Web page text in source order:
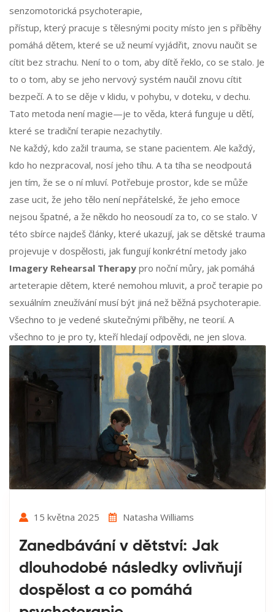
senzomotorická psychoterapie,
přístup, který pracuje s tělesnými pocity místo jen s příběhy
pomáhá dětem, které se už neumí vyjádřit, znovu naučit se
cítit bez strachu. Není to o tom, aby dítě řeklo, co se stalo. Je
to o tom, aby se jeho nervový systém naučil znovu cítit
bezpečí. A to se děje v klidu, v pohybu, v doteku, v dechu.
Tato metoda není magie—je to věda, která funguje u dětí,
které se tradiční terapie nezachytily.
Ne každý, kdo zažil trauma, se stane pacientem. Ale každý,
kdo ho nezpracoval, nosí jeho tíhu. A ta tíha se neodpoutá
jen tím, že se o ní mluví. Potřebuje prostor, kde se může
zase ucit, že jeho tělo není nepřátelské, že jeho emoce
nejsou špatné, a že někdo ho neosoudí za to, co se stalo. V
této sbírce najdeš články, které ukazují, jak se dětské trauma
projevuje v dospělosti, jak fungují konkrétní metody jako
Imagery Rehearsal Therapy pro noční můry, jak pomáhá
arteterapie dětem, které nemohou mluvit, a proč terapie po
sexuálním zneužívání musí být jiná než běžná psychoterapie.
Všechno to je vedené skutečnými příběhy, ne teorií. A
všechno to je pro ty, kteří hledají odpovědi, ne jen slova.
15 května 2025 Natasha Williams
Zanedbávání v dětství: Jak
dlouhodobé následky ovlivňují
dospělost a co pomáhá